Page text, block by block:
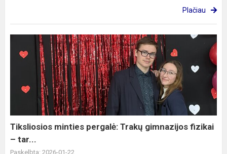
Plačiau
Tiksliosios
minties
gimnazijos
tar...
Tiksliosios minties pergalė: Trakų gimnazijos fizikai
– tar...
Paskelbta: 2026-01-22